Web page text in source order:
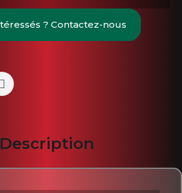
? Contactez-nous
Description